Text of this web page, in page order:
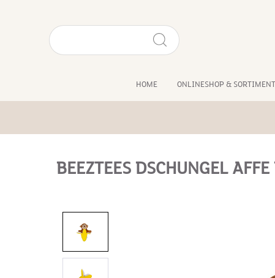
HOME ONLINESHOP & SORTIMENT
BEEZTEES DSCHUNGEL